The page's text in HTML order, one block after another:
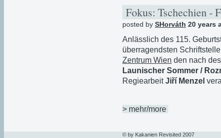
Fokus: Tschechien -
posted by SHorváth 20 years
Anlässlich des 115.
überragendsten
Zentrum Wien den nach
Launischer Sommer /
RegiearbeitJiří Menzel
> mehr/more
© by Kakanien Revisited 2007